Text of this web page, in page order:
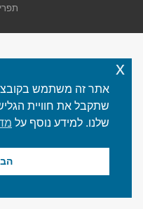
שתקבל את חוויית
שלנו. למידע נוסף על
x